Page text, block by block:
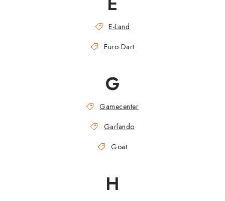
E-Land
Euro Dart
G
Gamecenter
Garlando
Goat
H